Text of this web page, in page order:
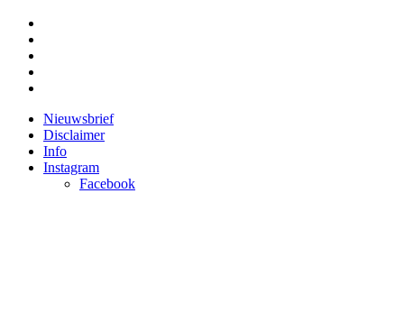
Nieuwsbrief
Disclaimer
Info
Instagram
Facebook